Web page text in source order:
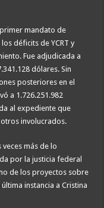
mandato de
déficits de YCRT y
Fue adjudicada a
dólares. Sin
posteriores en el
a 1.726.251.982
al expediente que
otros involucrados.
veces más de lo
por la justicia federal
de los proyectos sobre
instancia a Cristina